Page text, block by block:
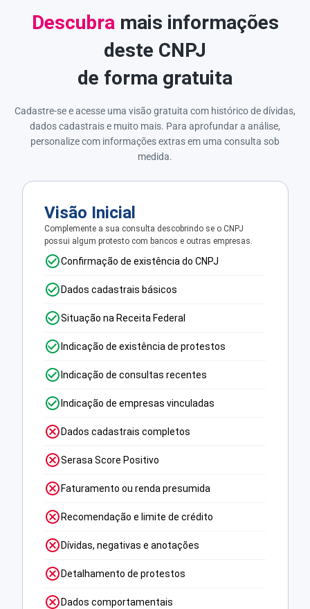
Descubra mais informações
deste CNPJ
de forma gratuita
Cadastre-se e acesse uma visão gratuita com histórico de dívidas,
dados cadastrais e muito mais. Para aprofundar a análise,
personalize com informações extras em uma consulta sob
medida.
Visão Inicial
Complemente a sua consulta descobrindo se o CNPJ
possui algum protesto com bancos e outras empresas.
Confirmação de existência do CNPJ
Dados cadastrais básicos
Situação na Receita Federal
Indicação de existência de protestos
Indicação de consultas recentes
Indicação de empresas vinculadas
Dados cadastrais completos
Serasa Score Positivo
Faturamento ou renda presumida
Recomendação e limite de crédito
Dívidas, negativas e anotações
Detalhamento de protestos
Dados comportamentais